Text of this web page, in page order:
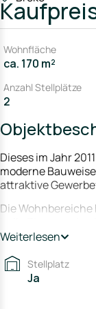
Wohnfläche
ca. 170 m²
Anzahl Stellplätze
2
Dieses im Jahr
moderne
attraktive
Die
Zusätzlich
können –
hervorragend als
Weiterlesen
Stellplatz
Ja